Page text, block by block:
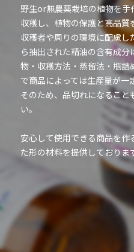
野生or無農薬栽培の植物を手
収穫し、植物の保護と高品質
収穫者や周りの環境に配慮
ら抽出された精油の含有成
物・収穫方法・蒸留法・瓶
で商品によっては生産量が一
そのため、品切れになるこ
い。
安心して使用できる商品を作
た形の材料を提供しておりま